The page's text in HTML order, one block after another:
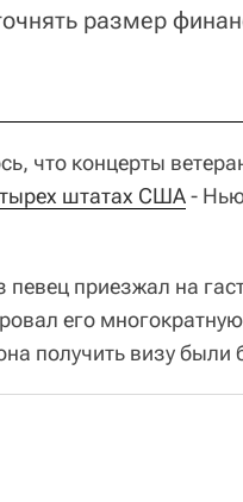
размер
что концерты
штатах США-
певец приезжал на
его
получить визу